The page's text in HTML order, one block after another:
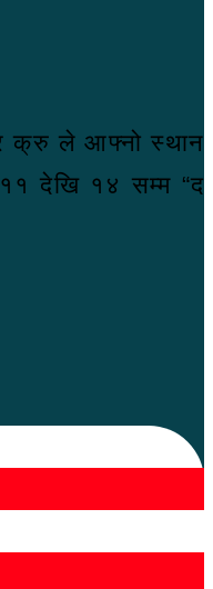
क्रु ले आफ्नो स्थान
११ देखि १४ सम्म “द